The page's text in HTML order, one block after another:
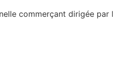
commerçant dirigée